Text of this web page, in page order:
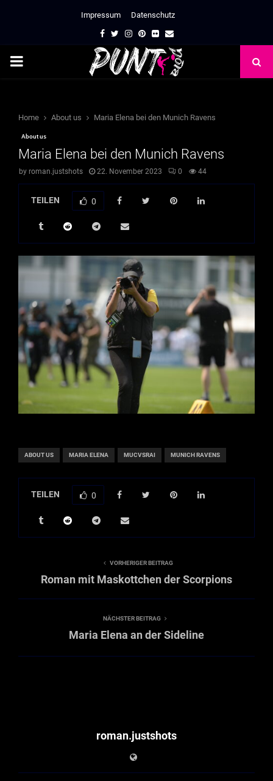
Impressum Datenschutz
Facebook
TwitterInstagram
Pinterest
FlickrEmail
PRIMARY
Home About us Maria Elena bei den Munich Ravens
About us
Maria Elena bei den Munich Ravens
by roman.justshots 22. November 2023 0 44
TEILEN 0
ABOUT US MARIA ELENA MUCVSRAI MUNICH RAVENS
TEILEN 0
VORHERIGER BEITRAG
Roman mit Maskottchen der Scorpions
NÄCHSTER BEITRAG
Maria Elena an der Sideline
roman.justshots